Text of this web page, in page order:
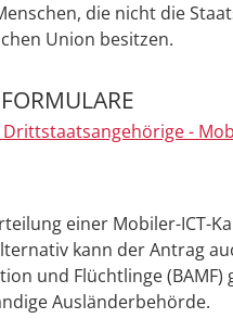
die nicht die
Union besitzen.
-
einer Mobiler-ICT-
kann der Antrag
und Flüchtlinge
Ausländerbehörde.